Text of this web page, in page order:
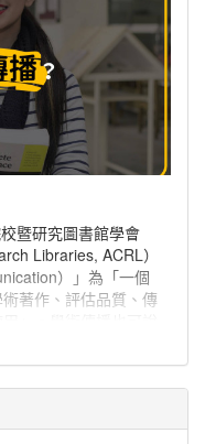
暨研究圖書館學會
Libraries, ACRL）
）」為「一個
著作、評估品質、傳